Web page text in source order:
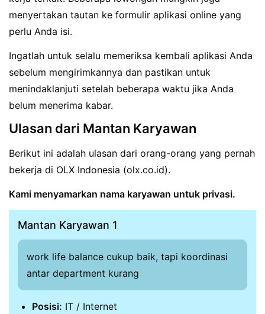
menyertakan tautan ke formulir aplikasi online yang
perlu Anda isi.
Ingatlah untuk selalu memeriksa kembali aplikasi Anda
sebelum mengirimkannya dan pastikan untuk
menindaklanjuti setelah beberapa waktu jika Anda
belum menerima kabar.
Ulasan dari Mantan Karyawan
Berikut ini adalah ulasan dari orang-orang yang pernah
bekerja di OLX Indonesia (olx.co.id).
Kami menyamarkan nama karyawan untuk privasi.
Mantan Karyawan 1
work life balance cukup baik, tapi koordinasi
antar department kurang
Posisi: IT / Internet